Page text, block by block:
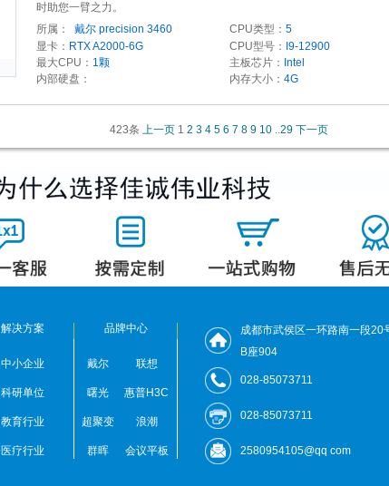
时助您一臂之力。
所属：
 戴尔 precision 3460 CPU类型： 5
显卡： RTX A2000-6G CPU型号： I9-12900
最大CPU： 1颗 主板芯片： Intel
内部硬盘：
内存大小： 4G
423条 上一页 1 2 3 4 5 6 7 8 9 10..29 下一页
解决方案
中小企业
科研单位
教育行业
医疗行业
品牌中心
戴尔 联想
曙光 惠普H3C
超聚变 浪潮
群晖 会议平板
成都市武侯区一环路南一段20
B座904
028-85073711
028-85073711
2580954105@qq com